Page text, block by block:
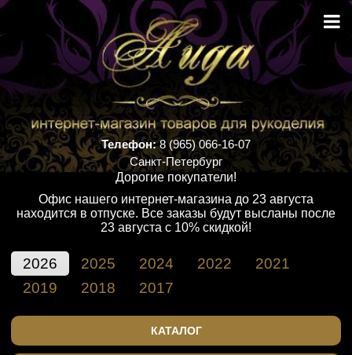
Телефон:8 (965) 066-16-07
Санкт-Петербург
Дорогие покупатели!
Офис нашего интернет-магазина до 23 августа
находится в отпуске. Все заказы будут высланы после
23 августа с 10% скидкой!
2026 2025 2024 2022
2021
2019
2018 2017
КАТАЛОГ